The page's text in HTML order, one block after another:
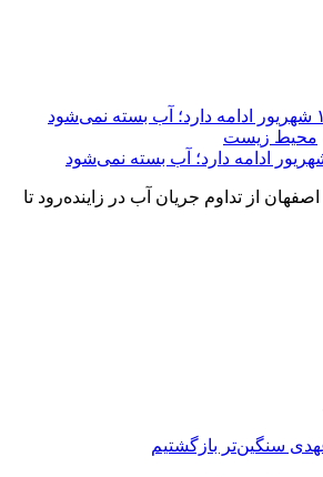
محیط زیست
از تداوم جریان آب در زاینده‌رود تا